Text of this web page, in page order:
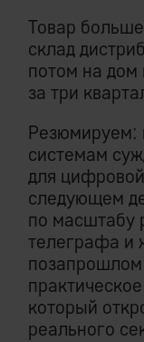
Товар больше
склад
потом на
за три
Резюмируем:
системам
для
следующем
по масштабу
телеграфа и
который
реального